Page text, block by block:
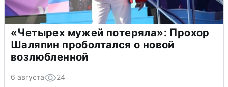
«Четырех мужей потеряла»: Прохор
Шаляпин проболтался о новой
возлюбленной
6 августа 24